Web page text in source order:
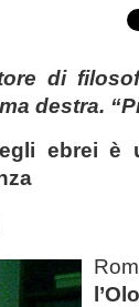
di
destra.
ebrei è